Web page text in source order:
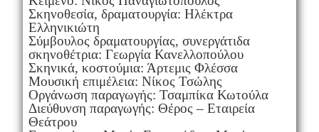
Σκηνοθεσία, δραματουργία: Ηλέκτρα
Ελληνικιώτη
Σύμβουλος δραματουργίας, συνεργάτιδα
σκηνοθέτρια: Γεωργία Κανελλοπούλου
Σκηνικά, κοστούμια: Άρτεμις Φλέσσα
Μουσική επιμέλεια: Νίκος Τσώλης
Οργάνωση παραγωγής: Τσαμπίκα Κωτούλα
Διεύθυνση παραγωγής: Θέρος – Εταιρεία
Θεάτρου